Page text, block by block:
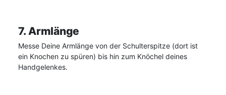
7. Armlänge
Messe Deine Armlänge von der Schulterspitze (dort ist
ein Knochen zu spüren) bis hin zum Knöchel deines
Handgelenkes.